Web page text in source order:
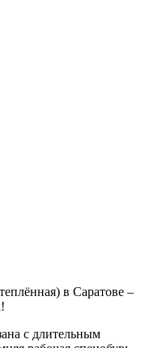
в Саратове –
с длительным